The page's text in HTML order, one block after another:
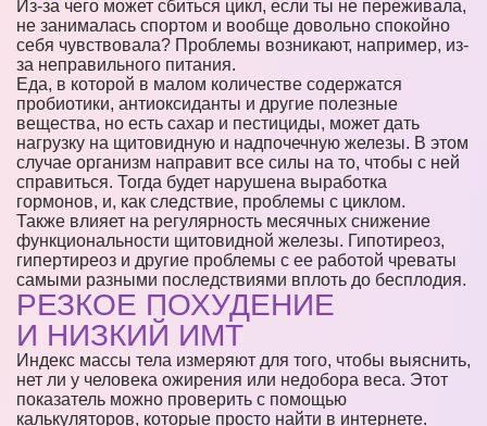
Из-за чего может сбиться цикл, если ты не переживала,
не занималась спортом и вообще довольно спокойно
себя чувствовала? Проблемы возникают, например, из-
за неправильного питания.
Еда, в которой в малом количестве содержатся
пробиотики, антиоксиданты и другие полезные
вещества, но есть сахар и пестициды, может дать
нагрузку на щитовидную и надпочечную железы. В этом
случае организм направит все силы на то, чтобы с ней
справиться. Тогда будет нарушена выработка
гормонов, и, как следствие, проблемы с циклом.
Также влияет на регулярность месячных снижение
функциональности щитовидной железы. Гипотиреоз,
гипертиреоз и другие проблемы с ее работой чреваты
самыми разными последствиями вплоть до бесплодия.
РЕЗКОЕ ПОХУДЕНИЕ
И НИЗКИЙ ИМТ
Индекс массы тела измеряют для того, чтобы выяснить,
нет ли у человека ожирения или недобора веса. Этот
показатель можно проверить с помощью
калькуляторов, которые просто найти в интернете.